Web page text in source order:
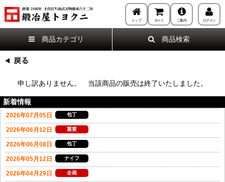
トップ カート ご案内 ログイン
商品カテゴリ 商品検索
申し訳ありません。 当該商品の販売は終了いたしました。
新着情報